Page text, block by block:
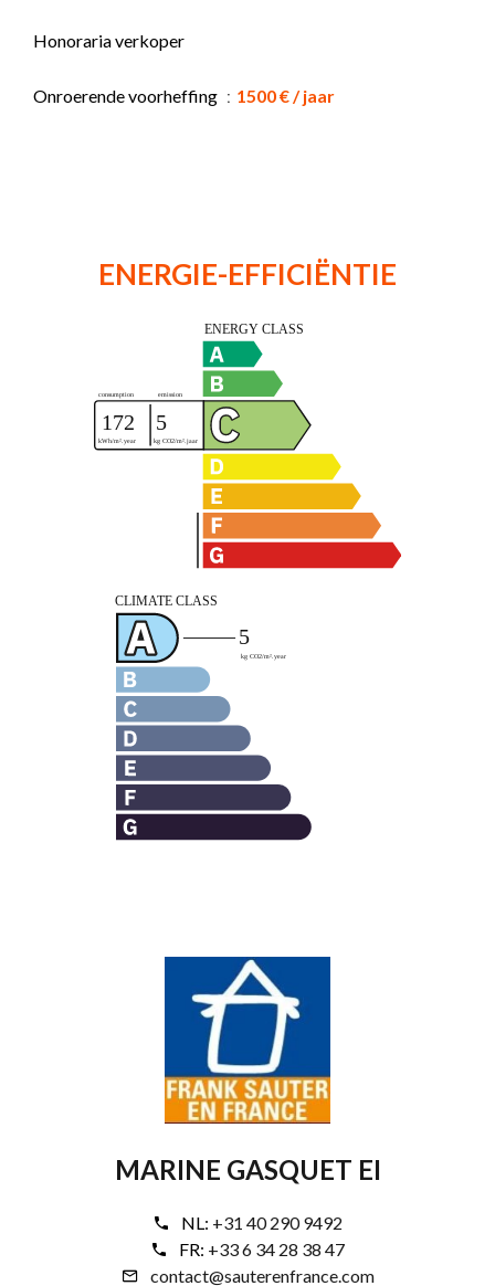
Honoraria verkoper
Onroerende voorheffing 1500 € / jaar
ENERGIE-EFFICIËNTIE
MARINE GASQUET EI
NL: +31 40 290 9492
FR: +33 6 34 28 38 47
contact@sauterenfrance.com